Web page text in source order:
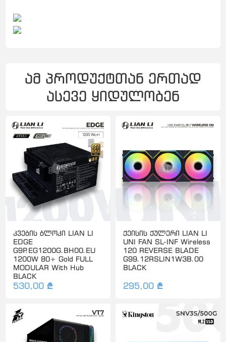
ამ პროდუქტთან ერთად
ასევე ყიდულობენ
კვების ბლოკი LIAN LI
EDGE
G9P.EG1200G.BH00.EU
1200W 80+ Gold FULL
MODULAR With Hub
BLACK
530,00 ₾
ქეისის ქულერი LIAN LI
UNI FAN SL-INF Wireless
120 REVERSE BLADE
G99.12RSLIN1W3B.00
BLACK
295,00 ₾